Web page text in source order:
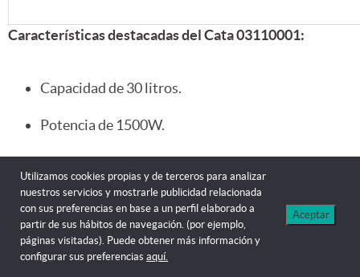
Características destacadas del Cata 03110001:
Capacidad de 30 litros.
Potencia de 1500W.
Instalación vertical.
Termostato regulable entre 30ºC y 75ºC.
Resistencia esmaltada para mayor durabilidad.
Utilizamos cookies propias y de terceros para analizar
nuestros servicios y mostrarle publicidad relacionada
con sus preferencias en base a un perfil elaborado a
partir de sus hábitos de navegación. (por ejemplo,
páginas visitadas). Puede obtener más información y
configurar sus preferencias aquí.
Aceptar